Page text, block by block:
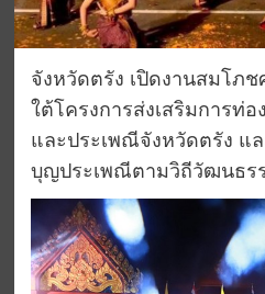
จังหวัดตรัง เปิดงานสมโภช
ใต้โครงการส่งเสริมการท่อ
และประเพณีจังหวัดตรัง แ
บุญประเพณีตามวิถีวัฒนธร